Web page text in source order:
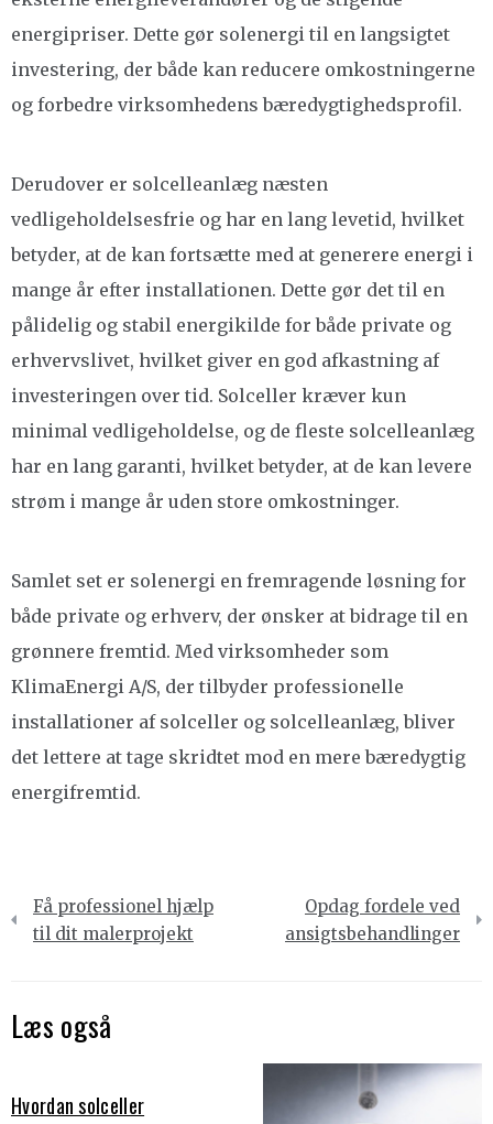
energipriser. Dette gør solenergi til en langsigtet
investering, der både kan reducere omkostningerne
og forbedre virksomhedens bæredygtighedsprofil.
Derudover er solcelleanlæg næsten
vedligeholdelsesfrie og har en lang levetid, hvilket
betyder, at de kan fortsætte med at generere energi i
mange år efter installationen. Dette gør det til en
pålidelig og stabil energikilde for både private og
erhvervslivet, hvilket giver en god afkastning af
investeringen over tid. Solceller kræver kun
minimal vedligeholdelse, og de fleste solcelleanlæg
har en lang garanti, hvilket betyder, at de kan levere
strøm i mange år uden store omkostninger.
Samlet set er solenergi en fremragende løsning for
både private og erhverv, der ønsker at bidrage til en
grønnere fremtid. Med virksomheder som
KlimaEnergi A/S, der tilbyder professionelle
installationer af solceller og solcelleanlæg, bliver
det lettere at tage skridtet mod en mere bæredygtig
energifremtid.
Indlægsnavigation
Få professionel hjælp
til dit malerprojekt
Opdag fordele ved
ansigtsbehandlinger
Læs også
Hvordan solceller